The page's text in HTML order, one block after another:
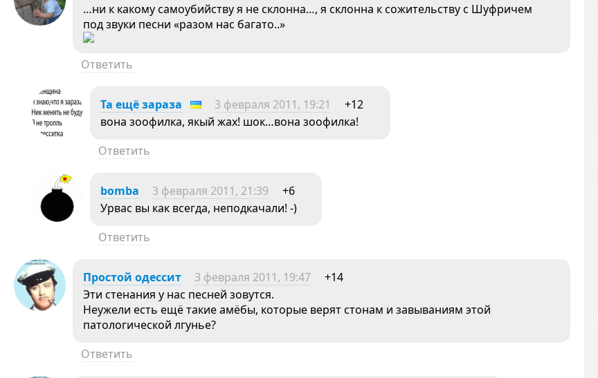
…ни к какому самоубийству я не склонна…, я склонна к сожительству с Шуфричем
под звуки песни «разом нас багато..»
Ответить
Та ещё зараза 3 февраля 2011, 19:21
+12
вона зоофилка, якый жах! шок…вона зоофилка!
Ответить
bomba 3 февраля 2011, 21:39
+6
Урвас вы как всегда, неподкачали! -)
Ответить
Простой одессит 3 февраля 2011, 19:47
+14
Эти стенания у нас песней зовутся.
Неужели есть ещё такие амёбы, которые верят стонам и завываниям этой
патологической лгунье?
Ответить